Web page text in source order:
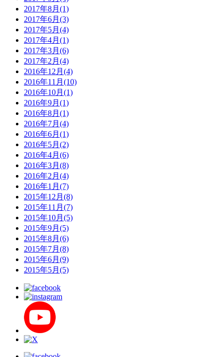
2017年8月(1)
2017年6月(3)
2017年5月(4)
2017年4月(1)
2017年3月(6)
2017年2月(4)
2016年12月(4)
2016年11月(10)
2016年10月(1)
2016年9月(1)
2016年8月(1)
2016年7月(4)
2016年6月(1)
2016年5月(2)
2016年4月(6)
2016年3月(8)
2016年2月(4)
2016年1月(7)
2015年12月(8)
2015年11月(7)
2015年10月(5)
2015年9月(5)
2015年8月(6)
2015年7月(8)
2015年6月(9)
2015年5月(5)